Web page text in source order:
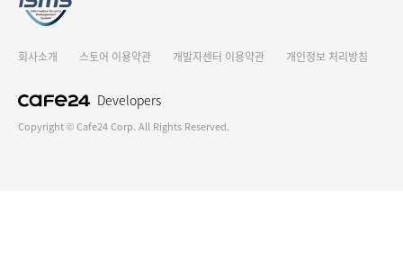
Developers
회사소개 스토어 이용약관 개발자센터 이용약관 개인정보 처리방침
Copyright © Cafe24 Corp. All Rights Reserved.